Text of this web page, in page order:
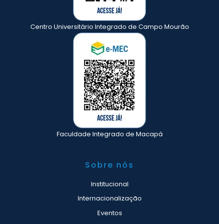
Centro Universitário Integrado de Campo Mourão
Faculdade Integrado de Macapá
Sobre nós
Institucional
Internacionalização
Eventos